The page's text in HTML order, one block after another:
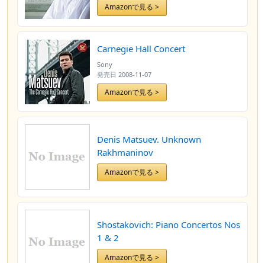
Amazonで見る >
Carnegie Hall Concert
Sony
発売日 2008-11-07
Amazonで見る >
Denis Matsuev. Unknown
Rakhmaninov
Amazonで見る >
Shostakovich: Piano Concertos Nos
1 & 2
Amazonで見る >